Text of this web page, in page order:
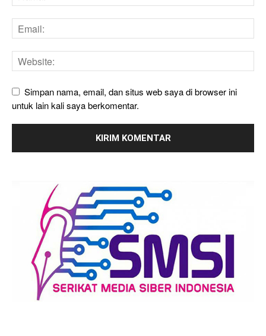
Simpan nama, email, dan situs web saya di browser ini
untuk lain kali saya berkomentar.